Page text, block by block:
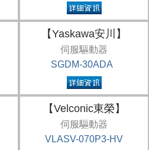
【Yaskawa安川】
伺服驅動器
SGDM-30ADA
【Velconic東榮】
伺服驅動器
VLASV-070P3-HV